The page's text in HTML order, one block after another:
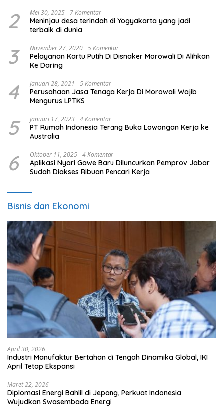
2 Mei 30, 2025 7 Komentar
Meninjau desa terindah di Yogyakarta yang jadi
terbaik di dunia
3 November 27, 2020 5 Komentar
Pelayanan Kartu Putih Di Disnaker Morowali Di Alihkan
Ke Daring
4 Januari 28, 2021 5 Komentar
Perusahaan Jasa Tenaga Kerja Di Morowali Wajib
Mengurus LPTKS
5 Januari 17, 2023 4 Komentar
PT Rumah Indonesia Terang Buka Lowongan Kerja ke
Australia
6 Oktober 11, 2025 4 Komentar
Aplikasi Nyari Gawe Baru Diluncurkan Pemprov Jabar
Sudah Diakses Ribuan Pencari Kerja
Bisnis dan Ekonomi
April 30, 2026
Industri Manufaktur Bertahan di Tengah Dinamika Global, IKI
April Tetap Ekspansi
Maret 22, 2026
Diplomasi Energi Bahlil di Jepang, Perkuat Indonesia
Wujudkan Swasembada Energi